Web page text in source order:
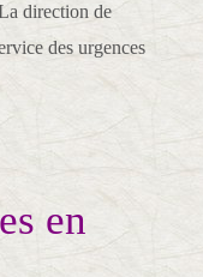
direction de
des urgences
en